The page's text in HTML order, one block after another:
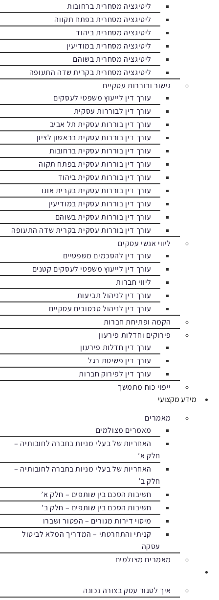
ליטיגציה מסחרית ברחובות
ליטיגציה מסחרית בפתח תקווה
ליטיגציה מסחרית ביהוד
ליטיגציה מסחרית במודיעין
ליטיגציה מסחרית בשוהם
ליטיגציה מסחרית בקרית שדה התעופה
גישור ובוררות עסקיים
עורך דין לייעוץ משפטי לעסקים
עורך דין לבוררות עסקית
עורך דין בוררות עסקית תל אביב
עורך דין בוררות עסקית בראשון לציון
עורך דין בוררות עסקית ברחובות
עורך דין בוררות עסקית בפתח תקוה
עורך דין בוררות עסקית ביהוד
עורך דין בוררות עסקית בקרית אונו
עורך דין בוררות עסקית במודיעין
עורך דין בוררות עסקית בשוהם
עורך דין בוררות עסקית בקרית שדה התעופה
ליווי אנשי עסקים
עורך דין להסכמים משפטיים
עורך דין לייעוץ משפטי לעסקים קטנים
ליווי חברות
עורך דין לניהול תביעות
עורך דין לניהול סכסוכים עסקיים
הקמה ופתיחת חברות
פירוקים וחדלות פירעון
עורך דין חדלות פירעון
עורך דין פשיטת רגל
עורך דין לפירוק חברות
ייפוי כוח מתמשך
מידע מקצועי
מאמרים
מאמרים מצולמים
האחריות של בעלי מניות בחברה לחובותיה –
חלק א’
האחריות של בעלי מניות בחברה לחובותיה –
חלק ב’
חשיבות הסכם בין שותפים – חלק א’
חשיבות הסכם בין שותפים – חלק ב’
מיסוי דירות מגורים – הפטור ושברו
קניתי והתחרטתי – המדריך המלא לביטול
עסקה
מאמרים מצולמים
איך לסגור עסק בצורה נכונה